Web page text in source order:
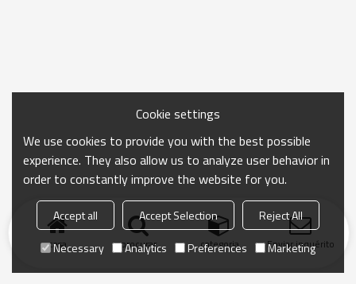
casa procurar categoria Enviar inquérito
Cookie settings
We use cookies to provide you with the best possible
experience. They also allow us to analyze user behavior in
order to constantly improve the website for you.
Accept all Accept Selection
Reject All
Necessary
Analytics Preferences Marketing